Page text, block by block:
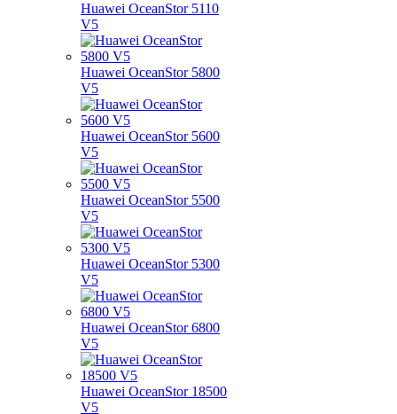
Huawei OceanStor 5110
V5
Huawei OceanStor 5800
V5
Huawei OceanStor 5600
V5
Huawei OceanStor 5500
V5
Huawei OceanStor 5300
V5
Huawei OceanStor 6800
V5
Huawei OceanStor 18500
V5